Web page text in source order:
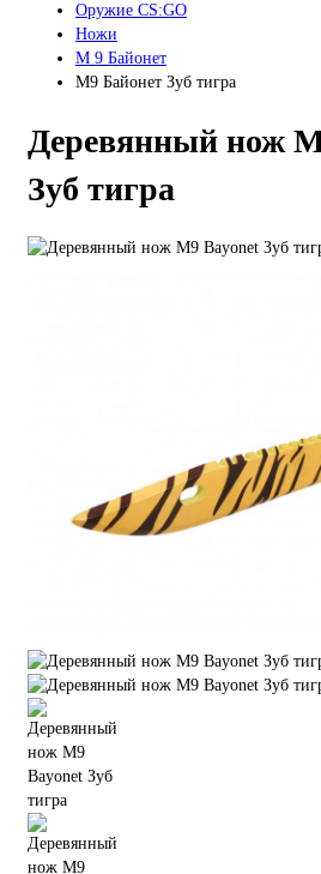
Оружие CS:GO
Ножи
М 9 Байонет
М9 Байонет Зуб тигра
Деревянный нож
Зуб тигра